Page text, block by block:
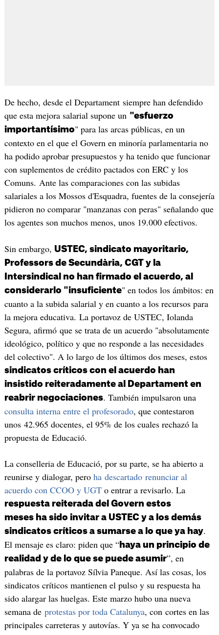
De hecho, desde el Departament siempre han defendido
que esta mejora salarial supone un "esfuerzo
importantísimo" para las arcas públicas, en un
contexto en el que el Govern en minoría parlamentaria no
ha podido aprobar presupuestos y ha tenido que funcionar
con suplementos de crédito pactados con ERC y los
Comuns. Ante las comparaciones con las subidas
salariales a los Mossos d'Esquadra, fuentes de la consejería
pidieron no comparar "manzanas con peras" señalando que
los agentes son muchos menos, unos 19.000 efectivos.
Sin embargo, USTEC, sindicato mayoritario,
Professors de Secundària, CGT y la
Intersindical no han firmado el acuerdo, al
considerarlo "insuficiente" en todos los ámbitos: en
cuanto a la subida salarial y en cuanto a los recursos para
la mejora educativa. La portavoz de USTEC, Iolanda
Segura, afirmó que se trata de un acuerdo "absolutamente
ideológico, político y que no responde a las necesidades
del colectivo". A lo largo de los últimos dos meses, estos
sindicatos críticos con el acuerdo han
insistido reiteradamente al Departament en
reabrir negociaciones. También impulsaron una
consulta interna entre el profesorado, que contestaron
unos 42.965 docentes, el 95% de los cuales rechazó la
propuesta de Educació.
La conselleria de Educació, por su parte, se ha abierto a
reunirse y dialogar, pero ha descartado renunciar al
acuerdo con CCOO y UGTo entrar a revisarlo. La
respuesta reiterada del Govern estos
meses ha sido invitar a USTEC y a los demás
sindicatos críticos a sumarse a lo que ya hay.
El mensaje es claro: piden que “haya un principio de
realidad y de lo que se puede asumir”, en
palabras de la portavoz Sílvia Paneque. Así las cosas, los
sindicatos críticos mantienen el pulso y su respuesta ha
sido alargar las huelgas. Este marzo hubo una nueva
semana de protestas por toda Catalunya, con cortes en las
principales carreteras y autovías. Y ya se ha convocado